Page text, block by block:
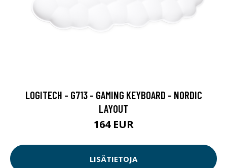
LOGITECH - G713 - GAMING KEYBOARD - NORDIC
LAYOUT
164 EUR
LISÄTIETOJA